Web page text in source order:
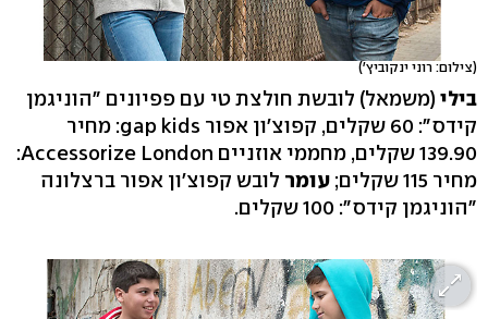
(צילום: רוני ינקוביץ')
בילי (משמאל) לובשת חולצת טי עם פפיונים "הוניגמן
קידס": 60 שקלים, קפוצ'ון אפור gap kids: מחיר
139.90 שקלים, מחממי אוזניים Accessorize London:
מחיר 115 שקלים;
עומר לובש קפוצ'ון אפור ברצלונה
"הוניגמן קידס": 100 שקלים.